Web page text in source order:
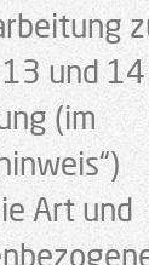
und 14
(im
Art und